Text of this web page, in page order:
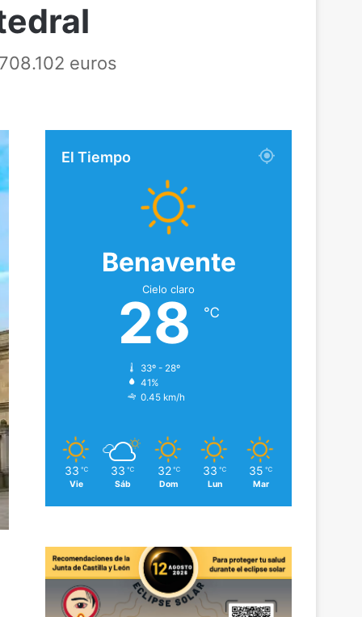
euros
El Tiempo
Benavente
Cielo claro
28 ℃
33º - 28º
41%
0.45 km/h
33 ℃
Vie
33 ℃
Sáb
32 ℃
Dom
33 ℃
Lun
35 ℃
Mar